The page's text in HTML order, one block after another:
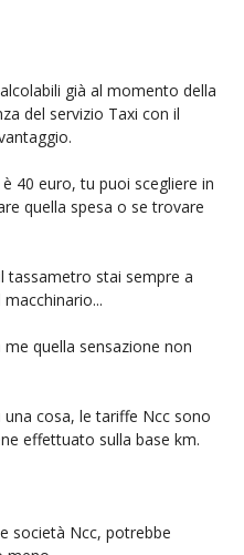
già al momento della
del servizio Taxi con il
40 euro, tu puoi scegliere in
quella spesa o se trovare
tassametro stai sempre a
quella sensazione non
cosa, le tariffe Ncc sono
effettuato sulla base km.
società Ncc, potrebbe